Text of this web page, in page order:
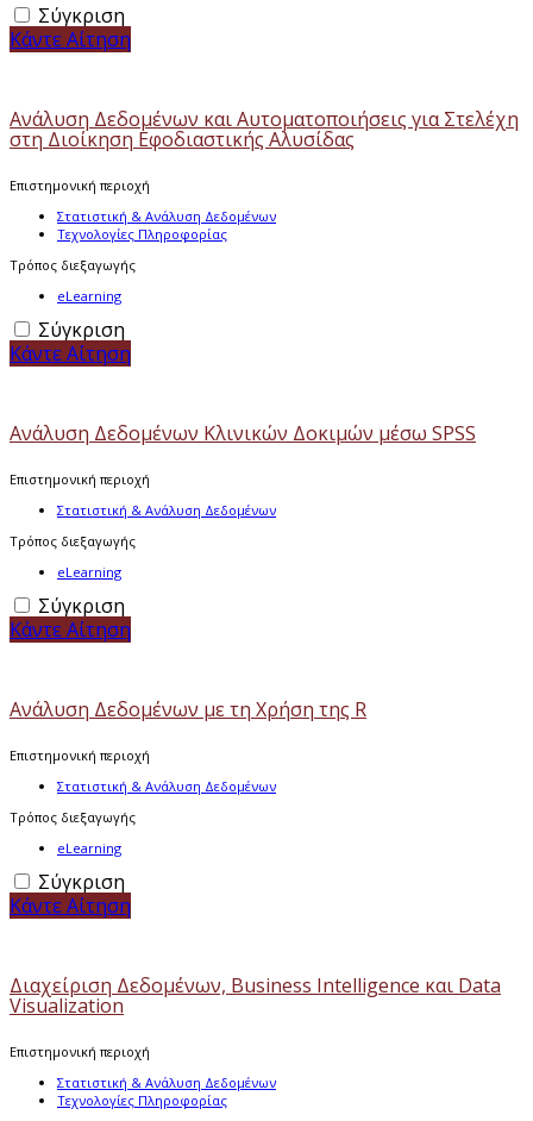
Σύγκριση
Κάντε Αίτηση
Ανάλυση Δεδομένων και Αυτοματοποιήσεις για Στελέχη
στη Διοίκηση Εφοδιαστικής Αλυσίδας
Επιστημονική περιοχή
Στατιστική & Ανάλυση Δεδομένων
Τεχνολογίες Πληροφορίας
Τρόπος διεξαγωγής
eLearning
Σύγκριση
Κάντε Αίτηση
Ανάλυση Δεδομένων Κλινικών Δοκιμών μέσω SPSS
Επιστημονική περιοχή
Στατιστική & Ανάλυση Δεδομένων
Τρόπος διεξαγωγής
eLearning
Σύγκριση
Κάντε Αίτηση
Ανάλυση Δεδομένων με τη Χρήση της R
Επιστημονική περιοχή
Στατιστική & Ανάλυση Δεδομένων
Τρόπος διεξαγωγής
eLearning
Σύγκριση
Κάντε Αίτηση
Διαχείριση Δεδομένων, Business Intelligence και Data
Visualization
Επιστημονική περιοχή
Στατιστική & Ανάλυση Δεδομένων
Τεχνολογίες Πληροφορίας